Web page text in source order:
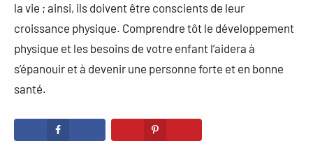
la vie ; ainsi, ils doivent être conscients de leur
croissance physique. Comprendre tôt le développement
physique et les besoins de votre enfant l’aidera à
s’épanouir et à devenir une personne forte et en bonne
santé.